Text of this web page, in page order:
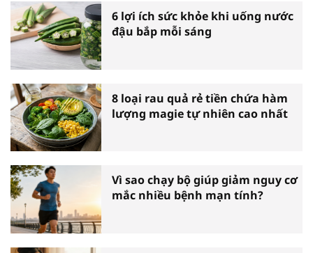
6 lợi ích sức khỏe khi uống nước
đậu bắp mỗi sáng
8 loại rau quả rẻ tiền chứa hàm
lượng magie tự nhiên cao nhất
Vì sao chạy bộ giúp giảm nguy cơ
mắc nhiều bệnh mạn tính?